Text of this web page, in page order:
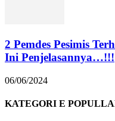
2 Pemdes Pesimis
Ini Penjelasannya…!!!
06/06/2024
KATEGORI E